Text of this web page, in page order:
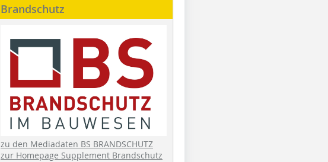
Brandschutz
zu den Mediadaten BS BRANDSCHUTZ
zur Homepage Supplement Brandschutz